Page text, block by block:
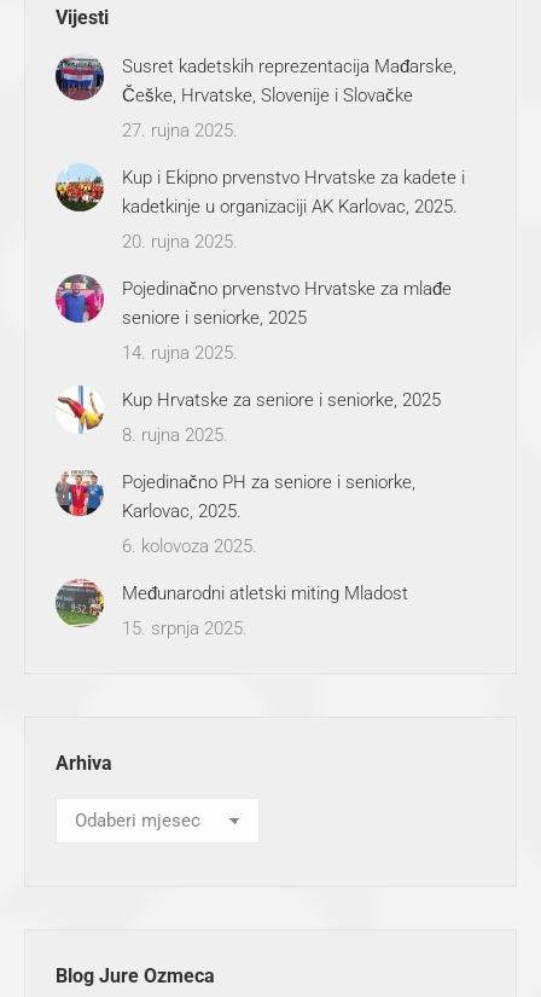
Vijesti
Susret kadetskih reprezentacija Mađarske,
Češke, Hrvatske, Slovenije i Slovačke
27. rujna 2025.
Kup i Ekipno prvenstvo Hrvatske za kadete i
kadetkinje u organizaciji AK Karlovac, 2025.
20. rujna 2025.
Pojedinačno prvenstvo Hrvatske za mlađe
seniore i seniorke, 2025
14. rujna 2025.
Kup Hrvatske za seniore i seniorke, 2025
8. rujna 2025.
Pojedinačno PH za seniore i seniorke,
Karlovac, 2025.
6. kolovoza 2025.
Međunarodni atletski miting Mladost
15. srpnja 2025.
Arhiva
Arhiva
Blog Jure Ozmeca